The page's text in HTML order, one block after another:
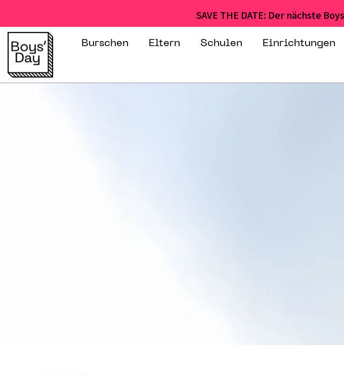
SAVE THE DATE: Der nächste
Burschen Eltern Schulen Einrichtungen